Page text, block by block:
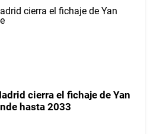
cierra el fichaje de Yan
hasta 2033